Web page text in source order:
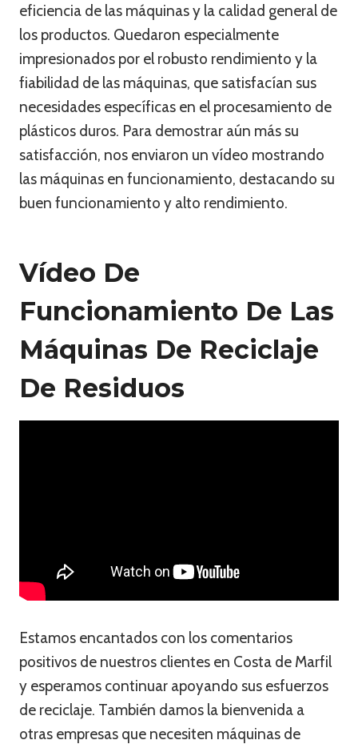
eficiencia de las máquinas y la calidad general de
los productos. Quedaron especialmente
impresionados por el robusto rendimiento y la
fiabilidad de las máquinas, que satisfacían sus
necesidades específicas en el procesamiento de
plásticos duros. Para demostrar aún más su
satisfacción, nos enviaron un vídeo mostrando
las máquinas en funcionamiento, destacando su
buen funcionamiento y alto rendimiento.
Vídeo De
Funcionamiento De Las
Máquinas De Reciclaje
De Residuos
Estamos encantados con los comentarios
positivos de nuestros clientes en Costa de Marfil
y esperamos continuar apoyando sus esfuerzos
de reciclaje. También damos la bienvenida a
otras empresas que necesiten máquinas de